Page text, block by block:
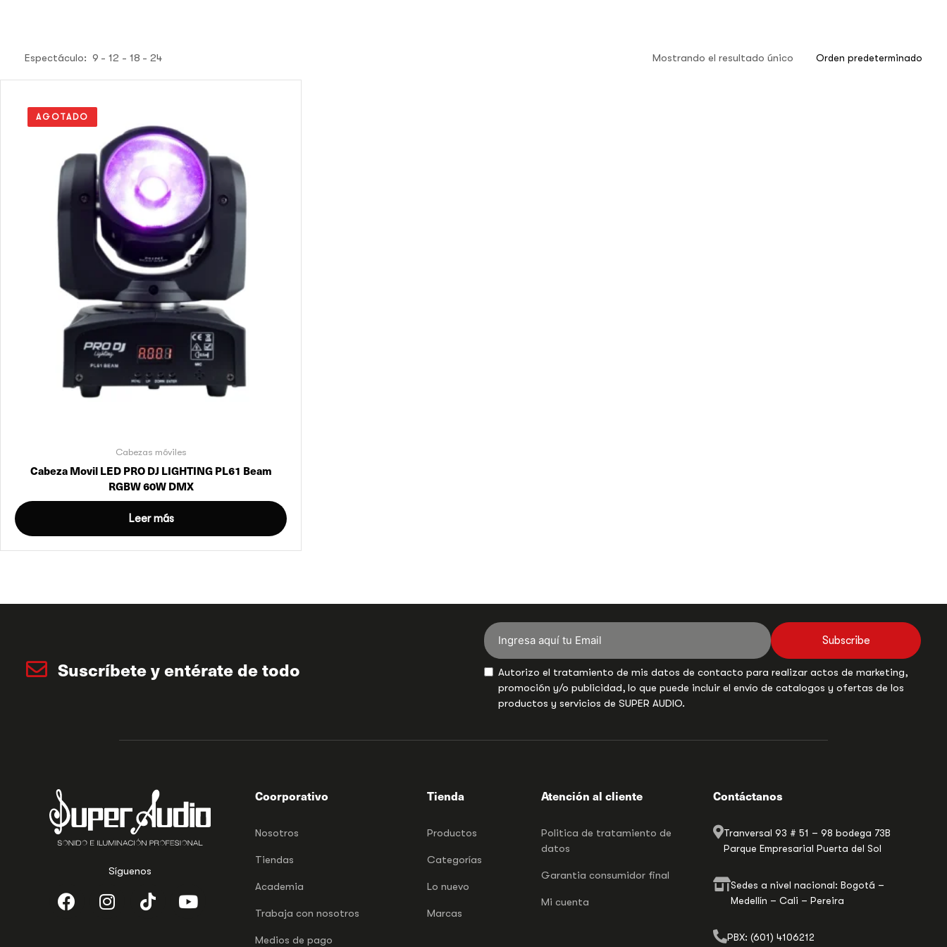
Espectáculo: 9 12 18 24 Mostrando el resultado único
AGOTADO
Cabezas móviles
Cabeza Movil LED PRO DJ LIGHTING PL61 Beam
RGBW 60W DMX
Leer más
Suscríbete y entérate de todo
Subscribe
Autorizo el tratamiento de mis datos de contacto para realizar actos de marketing,
promoción y/o publicidad, lo que puede incluir el envío de catalogos y ofertas de los
productos y servicios de SUPER AUDIO.
Síguenos
Coorporativo
Nosotros
Tiendas
Academia
Trabaja con nosotros
Medios de pago
Tienda
Productos
Categorías
Lo nuevo
Marcas
Atención al cliente
Politica de tratamiento de
datos
Garantia consumidor final
Mi cuenta
Contáctanos
Tranversal 93 # 51 – 98 bodega 73B
Parque Empresarial Puerta del Sol
Sedes a nivel nacional: Bogotá –
Medellín – Cali – Pereira
PBX: (601) 4106212